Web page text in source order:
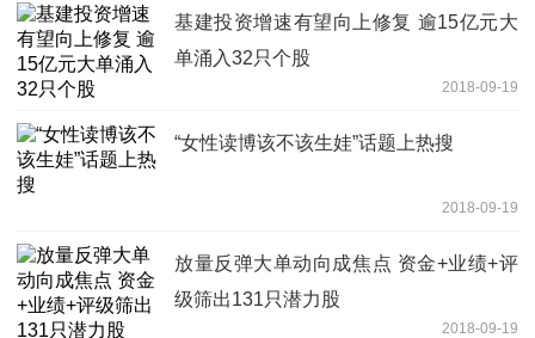
基建投资增速有望向上修复 逾15亿元大
单涌入32只个股
2018-09-19
“女性读博该不该生娃”话题上热搜
2018-09-19
放量反弹大单动向成焦点 资金+业绩+评
级筛出131只潜力股
2018-09-19